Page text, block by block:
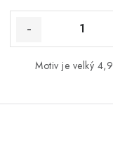
Motiv je velký